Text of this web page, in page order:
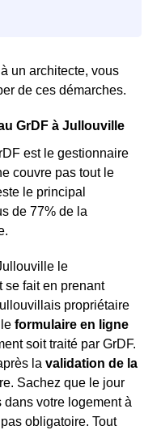
un architecte, vous
de ces démarches.
GrDF à Jullouville
est le gestionnaire
couvre pas tout le
le principal
de 77% de la
le
se fait en prenant
propriétaire
formulaire en ligne
soit traité par GrDF.
la validation de la
Sachez que le jour
votre logement à
obligatoire. Tout